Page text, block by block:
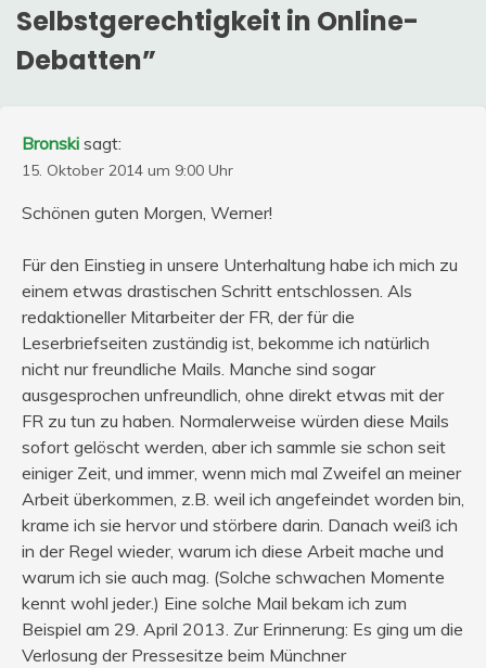
Selbstgerechtigkeit in Online-
Debatten”
Bronski sagt:
15. Oktober 2014 um 9:00 Uhr
Schönen guten Morgen, Werner!
Für den Einstieg in unsere Unterhaltung habe ich mich zu
einem etwas drastischen Schritt entschlossen. Als
redaktioneller Mitarbeiter der FR, der für die
Leserbriefseiten zuständig ist, bekomme ich natürlich
nicht nur freundliche Mails. Manche sind sogar
ausgesprochen unfreundlich, ohne direkt etwas mit der
FR zu tun zu haben. Normalerweise würden diese Mails
sofort gelöscht werden, aber ich sammle sie schon seit
einiger Zeit, und immer, wenn mich mal Zweifel an meiner
Arbeit überkommen, z.B. weil ich angefeindet worden bin,
krame ich sie hervor und störbere darin. Danach weiß ich
in der Regel wieder, warum ich diese Arbeit mache und
warum ich sie auch mag. (Solche schwachen Momente
kennt wohl jeder.) Eine solche Mail bekam ich zum
Beispiel am 29. April 2013. Zur Erinnerung: Es ging um die
Verlosung der Pressesitze beim Münchner